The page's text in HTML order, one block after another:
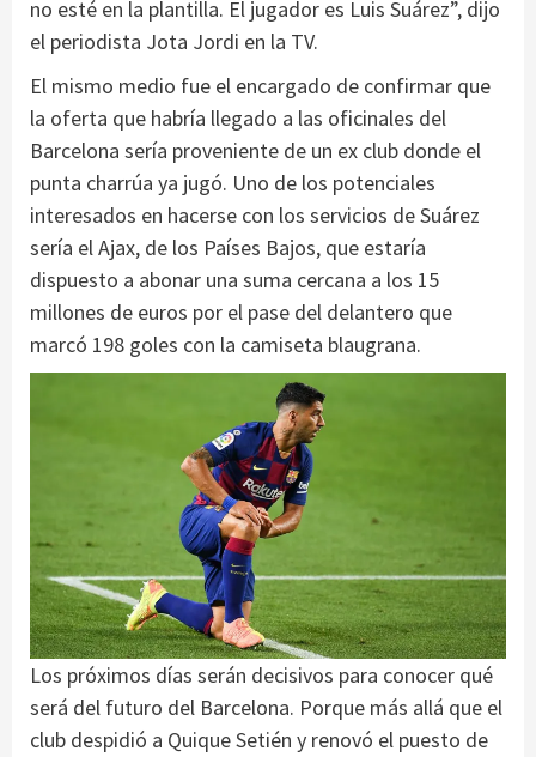
no esté en la plantilla. El jugador es Luis Suárez”, dijo
el periodista Jota Jordi en la TV.
El mismo medio fue el encargado de confirmar que
la oferta que habría llegado a las oficinales del
Barcelona sería proveniente de un ex club donde el
punta charrúa ya jugó. Uno de los potenciales
interesados en hacerse con los servicios de Suárez
sería el Ajax, de los Países Bajos, que estaría
dispuesto a abonar una suma cercana a los 15
millones de euros por el pase del delantero que
marcó 198 goles con la camiseta blaugrana.
Los próximos días serán decisivos para conocer qué
será del futuro del Barcelona. Porque más allá que el
club despidió a Quique Setién y renovó el puesto de